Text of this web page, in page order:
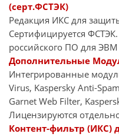
(серт.ФСТЭК)
Редакция ИКС для
Сертифицируется
российского ПО для
Дополнительные
Интегрированные
Virus, Kaspersky Anti-
Garnet Web Filter,
Лицензируются
Контент-фильтр (ИКС)